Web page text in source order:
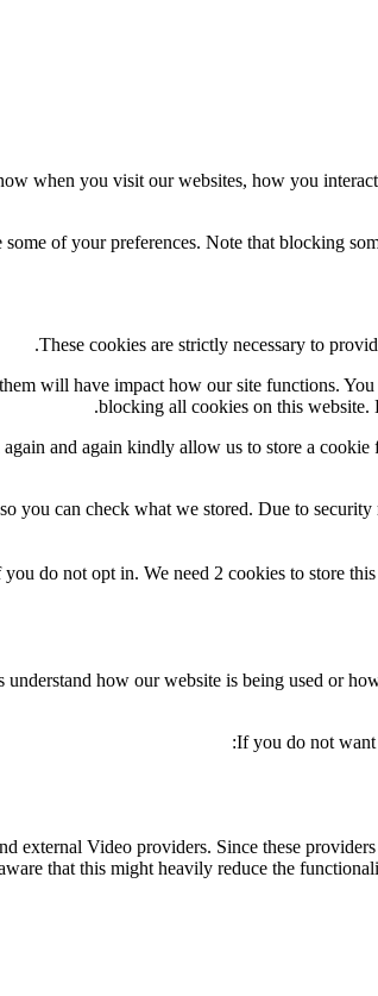
when you visit our websites, how you
of your preferences. Note that blocking
These cookies are strictly necessary to
will have impact how our site functions.
blocking all cookies on this website.
and again kindly allow us to store a
can check what we stored. Due to
do not opt in. We need 2 cookies to store
how our website is being used or
If you do not want
external Video providers. Since these
that this might heavily reduce the